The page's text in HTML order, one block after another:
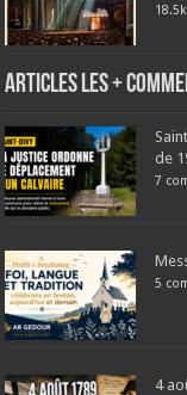
Articles les +
de
7
5
4